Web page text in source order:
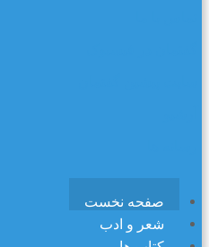
صفحه نخست
شعر و ادب